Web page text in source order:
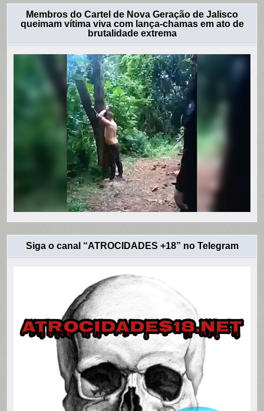
Membros do Cartel de Nova Geração de Jalisco
queimam vítima viva com lança-chamas em ato de
brutalidade extrema
Siga o canal “ATROCIDADES +18” no Telegram